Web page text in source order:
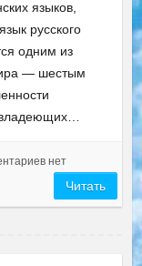
языков,
русского
одним из
— шестым
нет
Читать